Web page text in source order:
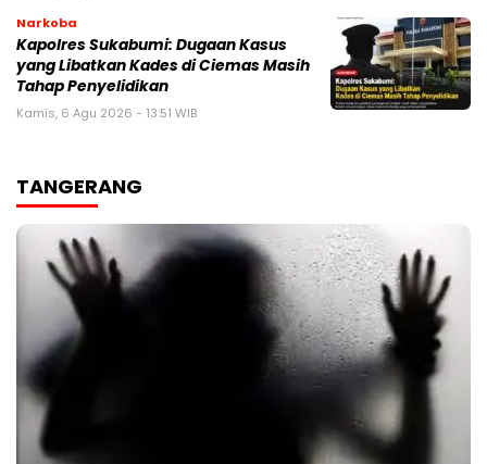
Narkoba
Kapolres Sukabumi: Dugaan Kasus
yang Libatkan Kades di Ciemas Masih
Tahap Penyelidikan
Kamis, 6 Agu 2026 - 13:51 WIB
TANGERANG